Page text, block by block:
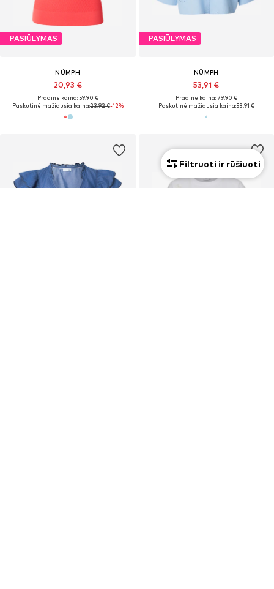
PASIŪLYMAS
NÜMPH
20,93 €
Pradinė kaina: 59,90 €
Paskutinė mažiausia kaina:23,92 €-12%
PASIŪLYMAS
NÜMPH
53,91 €
Pradinė kaina: 79,90 €
Paskutinė mažiausia kaina:53,91 €
Filtruoti ir rūšiuoti